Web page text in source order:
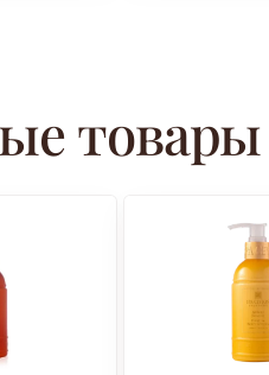
товары